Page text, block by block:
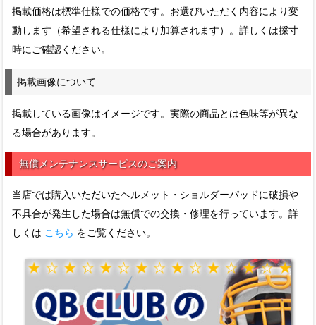
掲載価格は標準仕様での価格です。お選びいただく内容により変
動します（希望される仕様により加算されます）。詳しくは採寸
時にご確認ください。
掲載画像について
掲載している画像はイメージです。実際の商品とは色味等が異な
る場合があります。
無償メンテナンスサービスのご案内
当店では購入いただいたヘルメット・ショルダーパッドに破損や
不具合が発生した場合は無償での交換・修理を行っています。詳
しくは こちら をご覧ください。